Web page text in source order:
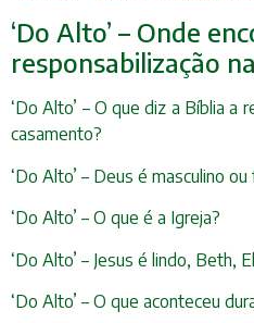
‘Do Alto’ – Onde
responsabilização
‘Do Alto’ – O que diz a Bíblia a
casamento?
‘Do Alto’ – Deus é masculino
‘Do Alto’ – O que é a Igreja?
‘Do Alto’ – Jesus é lindo, Beth,
‘Do Alto’ – O que aconteceu